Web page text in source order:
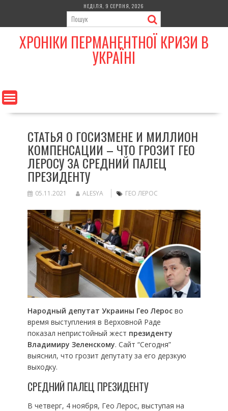
content
НЕДІЛЯ, 9 СЕРПНЯ, 2026
ХРОНІКИ ПЕРМАНЕНТНОЇ КРИЗИ В
УКРАЇНІ
СТАТЬЯ О ГОСИЗМЕНЕ И МИЛЛИОН
КОМПЕНСАЦИИ – ЧТО ГРОЗИТ ГЕО
ЛЕРОСУ ЗА СРЕДНИЙ ПАЛЕЦ
ПРЕЗИДЕНТУ
05.11.2021 ALESYA ГЕО ЛЕРОС
Народный депутат Украины Гео Леросво
время выступления в Верховной Раде
показал непристойный жест президенту
Владимиру Зеленскому. Сайт “Сегодня”
выяснил, что грозит депутату за его дерзкую
выходку.
СРЕДНИЙ ПАЛЕЦ ПРЕЗИДЕНТУ
В четверг, 4 ноября, Гео Лерос, выступая на